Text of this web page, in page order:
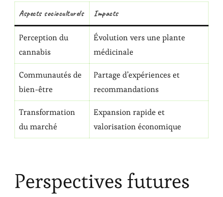
Aspects socioculturels Impacts
Perception du
cannabis
Évolution vers une plante
médicinale
Communautés de
bien-être
Partage d’expériences et
recommandations
Transformation
du marché
Expansion rapide et
valorisation économique
Perspectives futures